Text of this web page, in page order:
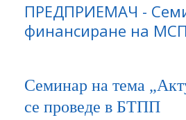
ПРЕДПРИЕМАЧ -
финансиране на
Семинар на тема
се проведе в БТПП